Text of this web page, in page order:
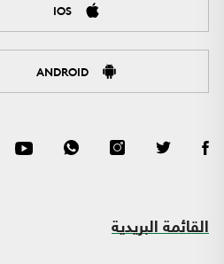
IOS
ANDROID
القائمة البريدية